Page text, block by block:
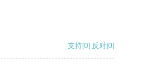
支持[0] 反对[0]